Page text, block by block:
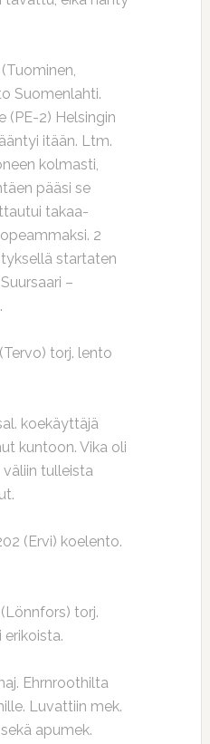
Suomenlahti.
(PE-2) Helsingin
itään. Ltm.
kolmasti,
pääsi se
takaa-
2
startaten
–
torj. lento
koekäyttäjä
kuntoon. Vika oli
tulleista
(Ervi) koelento.
torj.
Ehrnroothilta
Luvattiin mek.
apumek.